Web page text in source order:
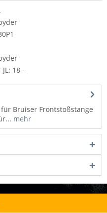
18 -
Bruiser Frontstoßstange
mehr